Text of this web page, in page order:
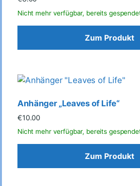
Zum Produkt
Anhänger „Leaves of Life“
€10.00
Zum Produkt